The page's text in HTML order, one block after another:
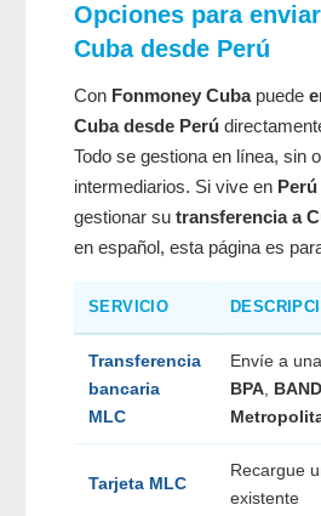
Opciones para
Cuba desde Perú
Con Fonmoney Cubapuede
Cuba desde Perú
Todo se gestiona en línea, sin
intermediarios. Si vive en Perú
gestionar su transferencia a
en español, esta página es
SERVICIO
Transferencia
bancaria
MLC
Envíe a
BPA,
Tarjeta MLC
Recargue
existente